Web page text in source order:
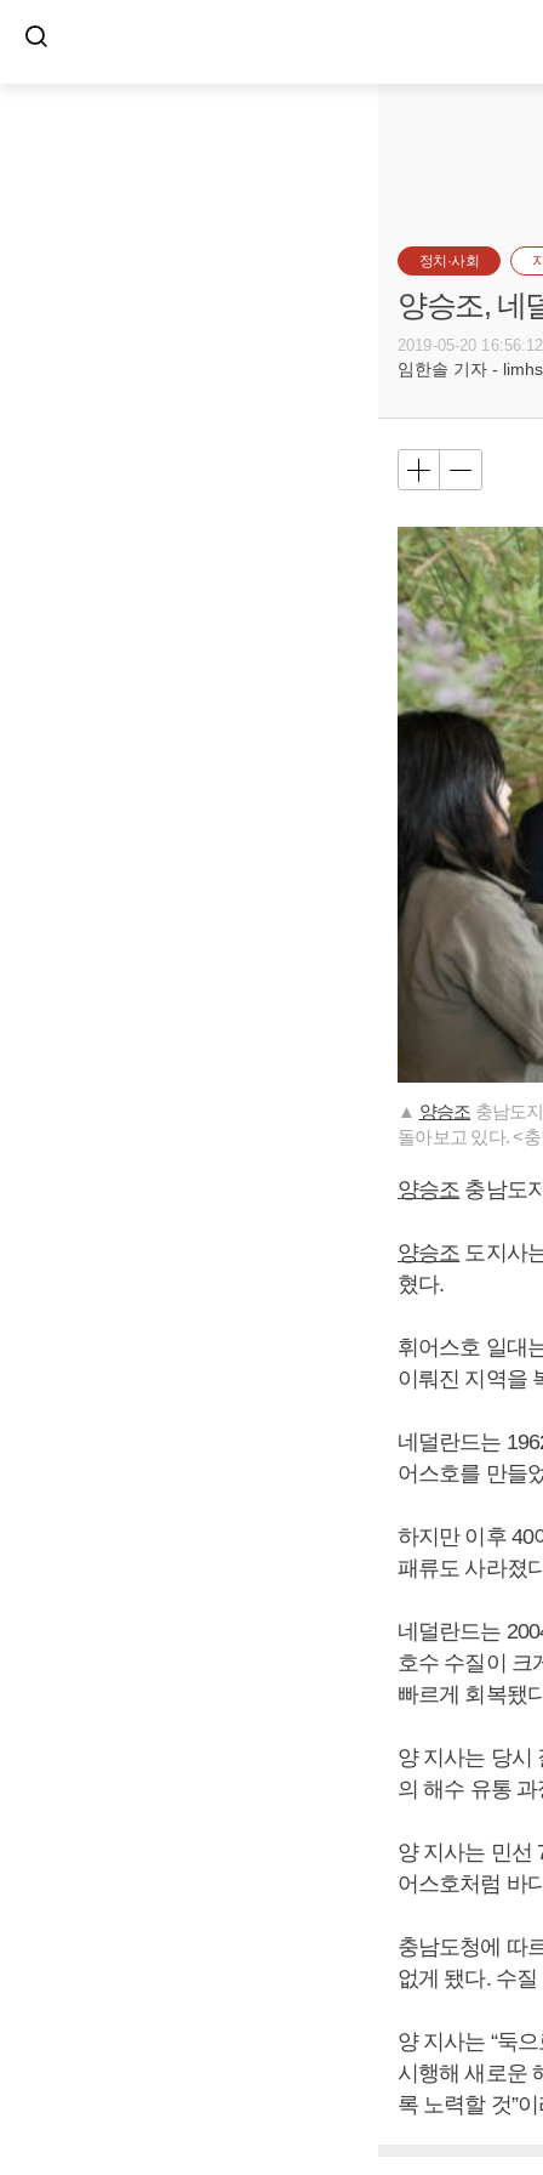
정치·사회
양승조, 네
2019-05-20 16:56:12
임한솔 기자 -
▲ 양승조 충남도
돌아보고 있다. <
양승조 충남도
양승조 도지사
혔다.
휘어스호 일대
이뤄진 지역을
네덜란드는
어스호를 만들
하지만 이후 40
패류도 사라졌
네덜란드는
호수 수질이 크
빠르게 회복됐
양 지사는 당시
의 해수 유통
양 지사는 민선
어스호처럼 바
충남도청에 따
없게 됐다. 수
양 지사는 “둑
시행해 새로운
록 노력할 것”